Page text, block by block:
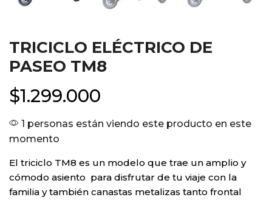
TRICICLO ELÉCTRICO DE
PASEO TM8
$1.299.000
1 personas están viendo este producto en este
momento
El triciclo TM8 es un modelo que trae un amplio y
cómodo asiento para disfrutar de tu viaje con la
familia y también canastas metalizas tanto frontal